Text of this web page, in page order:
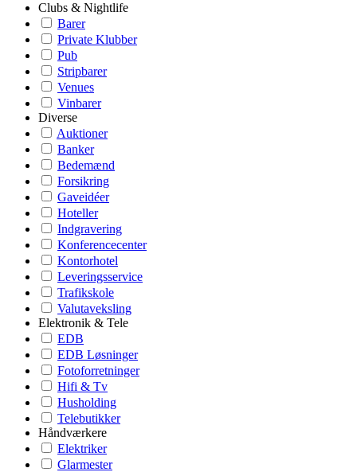
Clubs & Nightlife
Barer
Private Klubber
Pub
Stripbarer
Venues
Vinbarer
Diverse
Auktioner
Banker
Bedemænd
Forsikring
Gaveidéer
Hoteller
Indgravering
Konferencecenter
Kontorhotel
Leveringsservice
Trafikskole
Valutaveksling
Elektronik & Tele
EDB
EDB Løsninger
Fotoforretninger
Hifi & Tv
Husholding
Telebutikker
Håndværkere
Elektriker
Glarmester